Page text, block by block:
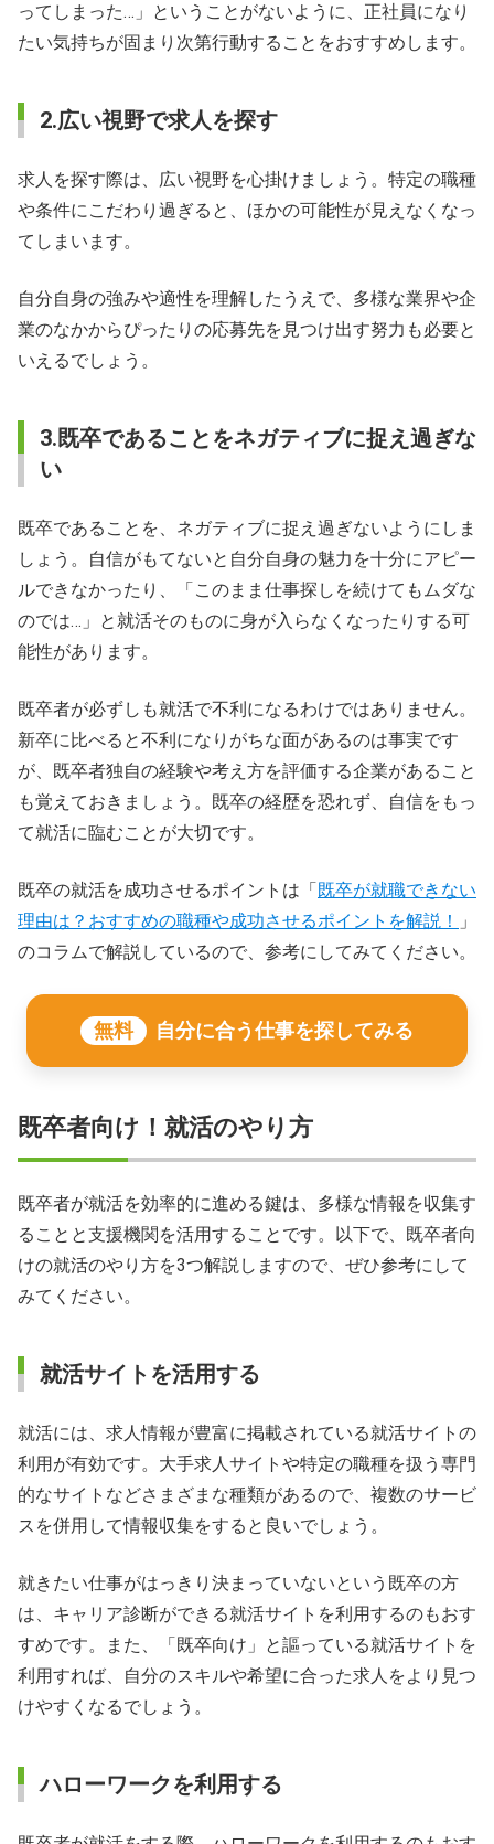
ってしまった…」ということがないように、正社員になり
たい気持ちが固まり次第行動することをおすすめします。
2.広い視野で求人を探す
求人を探す際は、広い視野を心掛けましょう。特定の職種
や条件にこだわり過ぎると、ほかの可能性が見えなくなっ
てしまいます。
自分自身の強みや適性を理解したうえで、多様な業界や企
業のなかからぴったりの応募先を見つけ出す努力も必要と
いえるでしょう。
3.既卒であることをネガティブに捉え過ぎな
い
既卒であることを、ネガティブに捉え過ぎないようにしま
しょう。自信がもてないと自分自身の魅力を十分にアピー
ルできなかったり、「このまま仕事探しを続けてもムダな
のでは…」と就活そのものに身が入らなくなったりする可
能性があります。
既卒者が必ずしも就活で不利になるわけではありません。
新卒に比べると不利になりがちな面があるのは事実です
が、既卒者独自の経験や考え方を評価する企業があること
も覚えておきましょう。既卒の経歴を恐れず、自信をもっ
て就活に臨むことが大切です。
既卒の就活を成功させるポイントは「 既卒が就職できない
理由は？おすすめの職種や成功させるポイントを解説！
」
のコラムで解説しているので、参考にしてみてください。
無料 自分に合う仕事を探してみる
既卒者向け！就活のやり方
既卒者が就活を効率的に進める鍵は、多様な情報を収集す
ることと支援機関を活用することです。以下で、既卒者向
けの就活のやり方を3つ解説しますので、ぜひ参考にして
みてください。
就活サイトを活用する
就活には、求人情報が豊富に掲載されている就活サイトの
利用が有効です。大手求人サイトや特定の職種を扱う専門
的なサイトなどさまざまな種類があるので、複数のサービ
スを併用して情報収集をすると良いでしょう。
就きたい仕事がはっきり決まっていないという既卒の方
は、キャリア診断ができる就活サイトを利用するのもおす
すめです。また、「既卒向け」と謳っている就活サイトを
利用すれば、自分のスキルや希望に合った求人をより見つ
けやすくなるでしょう。
ハローワークを利用する